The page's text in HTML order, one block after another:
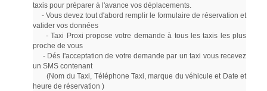
taxis pour préparer à l'avance vos déplacements.
- Vous devez tout d'abord remplir le formulaire de réservation et
valider vos données
- Taxi Proxi propose votre demande à tous les taxis les plus
proche de vous
- Dés l'acceptation de votre demande par un taxi vous recevez
un SMS contenant
(Nom du Taxi, Téléphone Taxi, marque du véhicule et Date et
heure de réservation )